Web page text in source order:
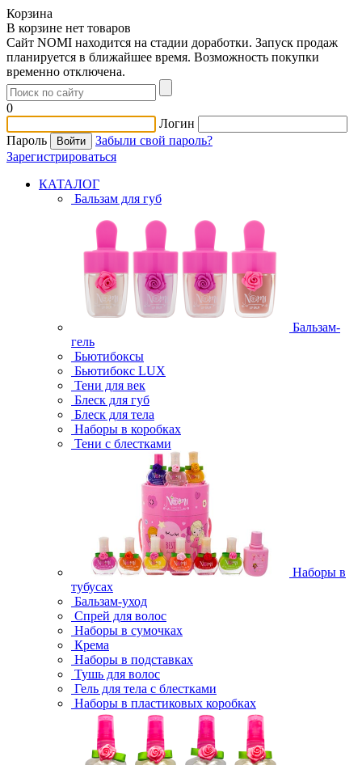
Корзина
В корзине нет товаров
Сайт NOMI находится на стадии доработки. Запуск продаж
планируется в ближайшее время. Возможность покупки
временно отключена.
0
Логин
Пароль
Забыли свой пароль?
Зарегистрироваться
КАТАЛОГ
Бальзам для губ
Бальзам-
гель
Бьютибоксы
Бьютибокс LUX
Тени для век
Блеск для губ
Блеск для тела
Наборы в коробках
Тени с блестками
Наборы в
тубусах
Бальзам-уход
Спрей для волос
Наборы в сумочках
Крема
Наборы в подставках
Тушь для волос
Гель для тела с блестками
Наборы в пластиковых коробках